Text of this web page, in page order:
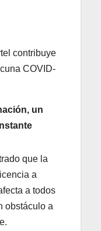
contribuye
COVID-
un
que la
a
a todos
obstáculo a